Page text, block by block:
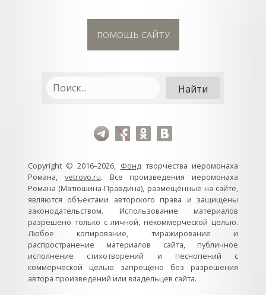
ПОМОЩЬ САЙТУ
Copyright © 2016–2026, Фондтворчества иеромонаха
Романа, vetrovo.ru. Все произведения иеромонаха
Романа (Матюшина-Правдина), размещённые на сайте,
являются объектами авторского права и защищены
законодательством. Использование материалов
разрешено только с личной, некоммерческой целью.
Любое копирование, тиражирование и
распространение материалов сайта, публичное
исполнение стихотворений и песнопений с
коммерческой целью запрещено без разрешения
автора произведений или владельцев сайта.